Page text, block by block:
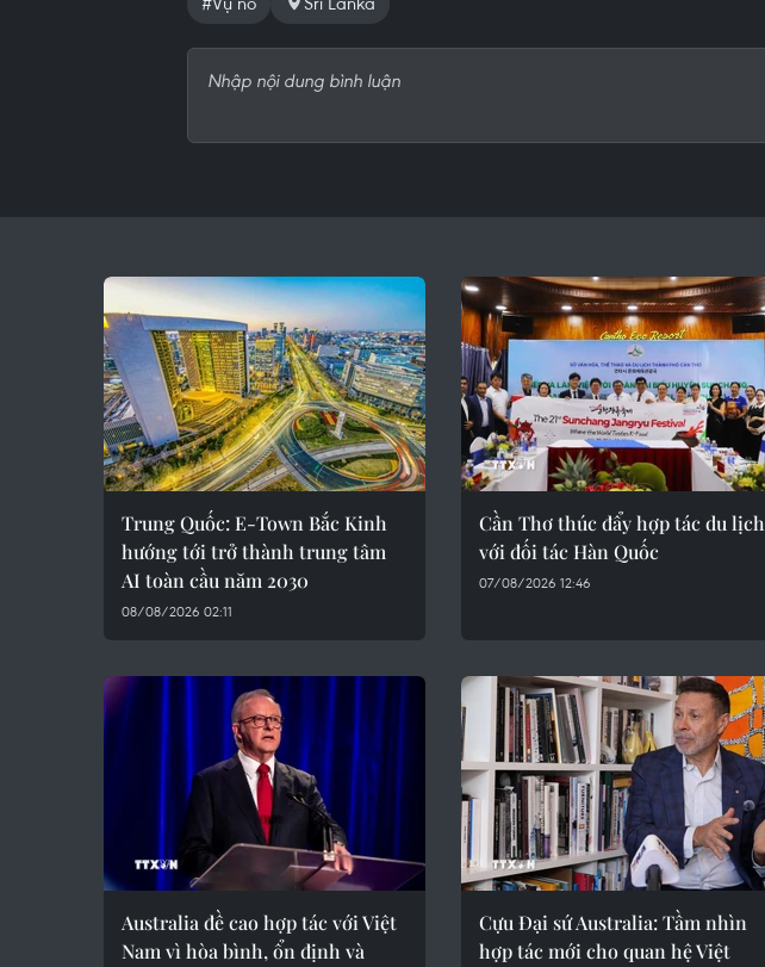
Trung Quốc: E-Town Bắc Kinh
hướng tới trở thành trung tâm
AI toàn cầu năm 2030
08/08/2026 02:11
Cần Thơ thúc đẩy hợp tác du lịch
với đối tác Hàn Quốc
07/08/2026 12:46
Australia đề cao hợp tác với Việt
Nam vì hòa bình, ổn định và
Cựu Đại sứ Australia: Tầm nhìn
hợp tác mới cho quan hệ Việt